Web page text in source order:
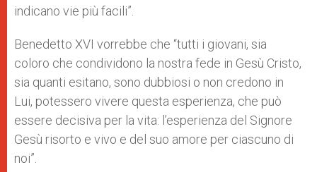
indicano vie più facili”.
Benedetto XVI vorrebbe che “tutti i giovani, sia
coloro che condividono la nostra fede in Gesù Cristo,
sia quanti esitano, sono dubbiosi o non credono in
Lui, potessero vivere questa esperienza, che può
essere decisiva per la vita: l’esperienza del Signore
Gesù risorto e vivo e del suo amore per ciascuno di
noi”.